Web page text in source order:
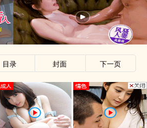
目录 封面 下一页